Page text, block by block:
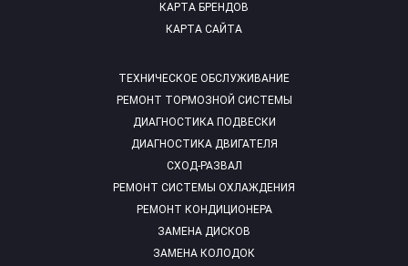
ТЕХНИЧЕСКОЕ ОБСЛУЖИВАНИЕ
РЕМОНТ ТОРМОЗНОЙ СИСТЕМЫ
ДИАГНОСТИКА ПОДВЕСКИ
ДИАГНОСТИКА ДВИГАТЕЛЯ
СХОД-РАЗВАЛ
РЕМОНТ СИСТЕМЫ ОХЛАЖДЕНИЯ
РЕМОНТ КОНДИЦИОНЕРА
ЗАМЕНА ДИСКОВ
ЗАМЕНА КОЛОДОК
КАРТА БРЕНДОВ
КАРТА САЙТА